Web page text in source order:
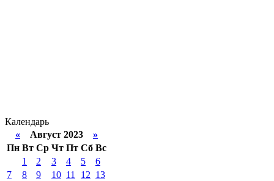
Календарь
« Август 2023 »
Пн Вт Ср Чт Пт Сб Вс
1
2 3 4 5
6
7
8 9 10 11 12 13